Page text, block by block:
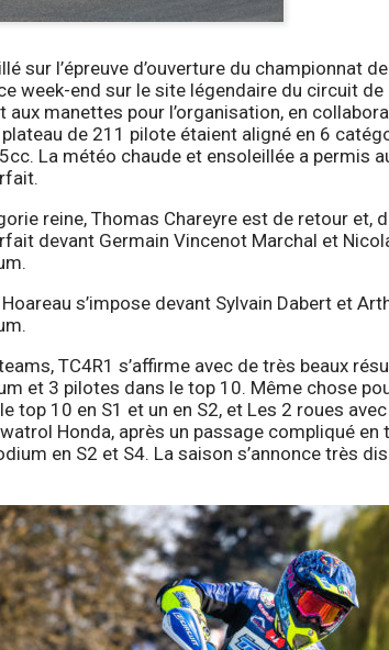
sur l’épreuve d’ouverture du championnat
week-end sur le site légendaire du circuit
aux manettes pour l’organisation, en
de 211 pilote étaient aligné en 6
La météo chaude et ensoleillée a permis
reine, Thomas Chareyre est de retour et,
devant Germain Vincenot Marchal et
Hoareau s’impose devant Sylvain Dabert et
TC4R1 s’affirme avec de très beaux
et 3 pilotes dans le top 10. Même chose
top 10 en S1 et un en S2, et Les 2 roues
Honda, après un passage compliqué
en S2 et S4. La saison s’annonce très